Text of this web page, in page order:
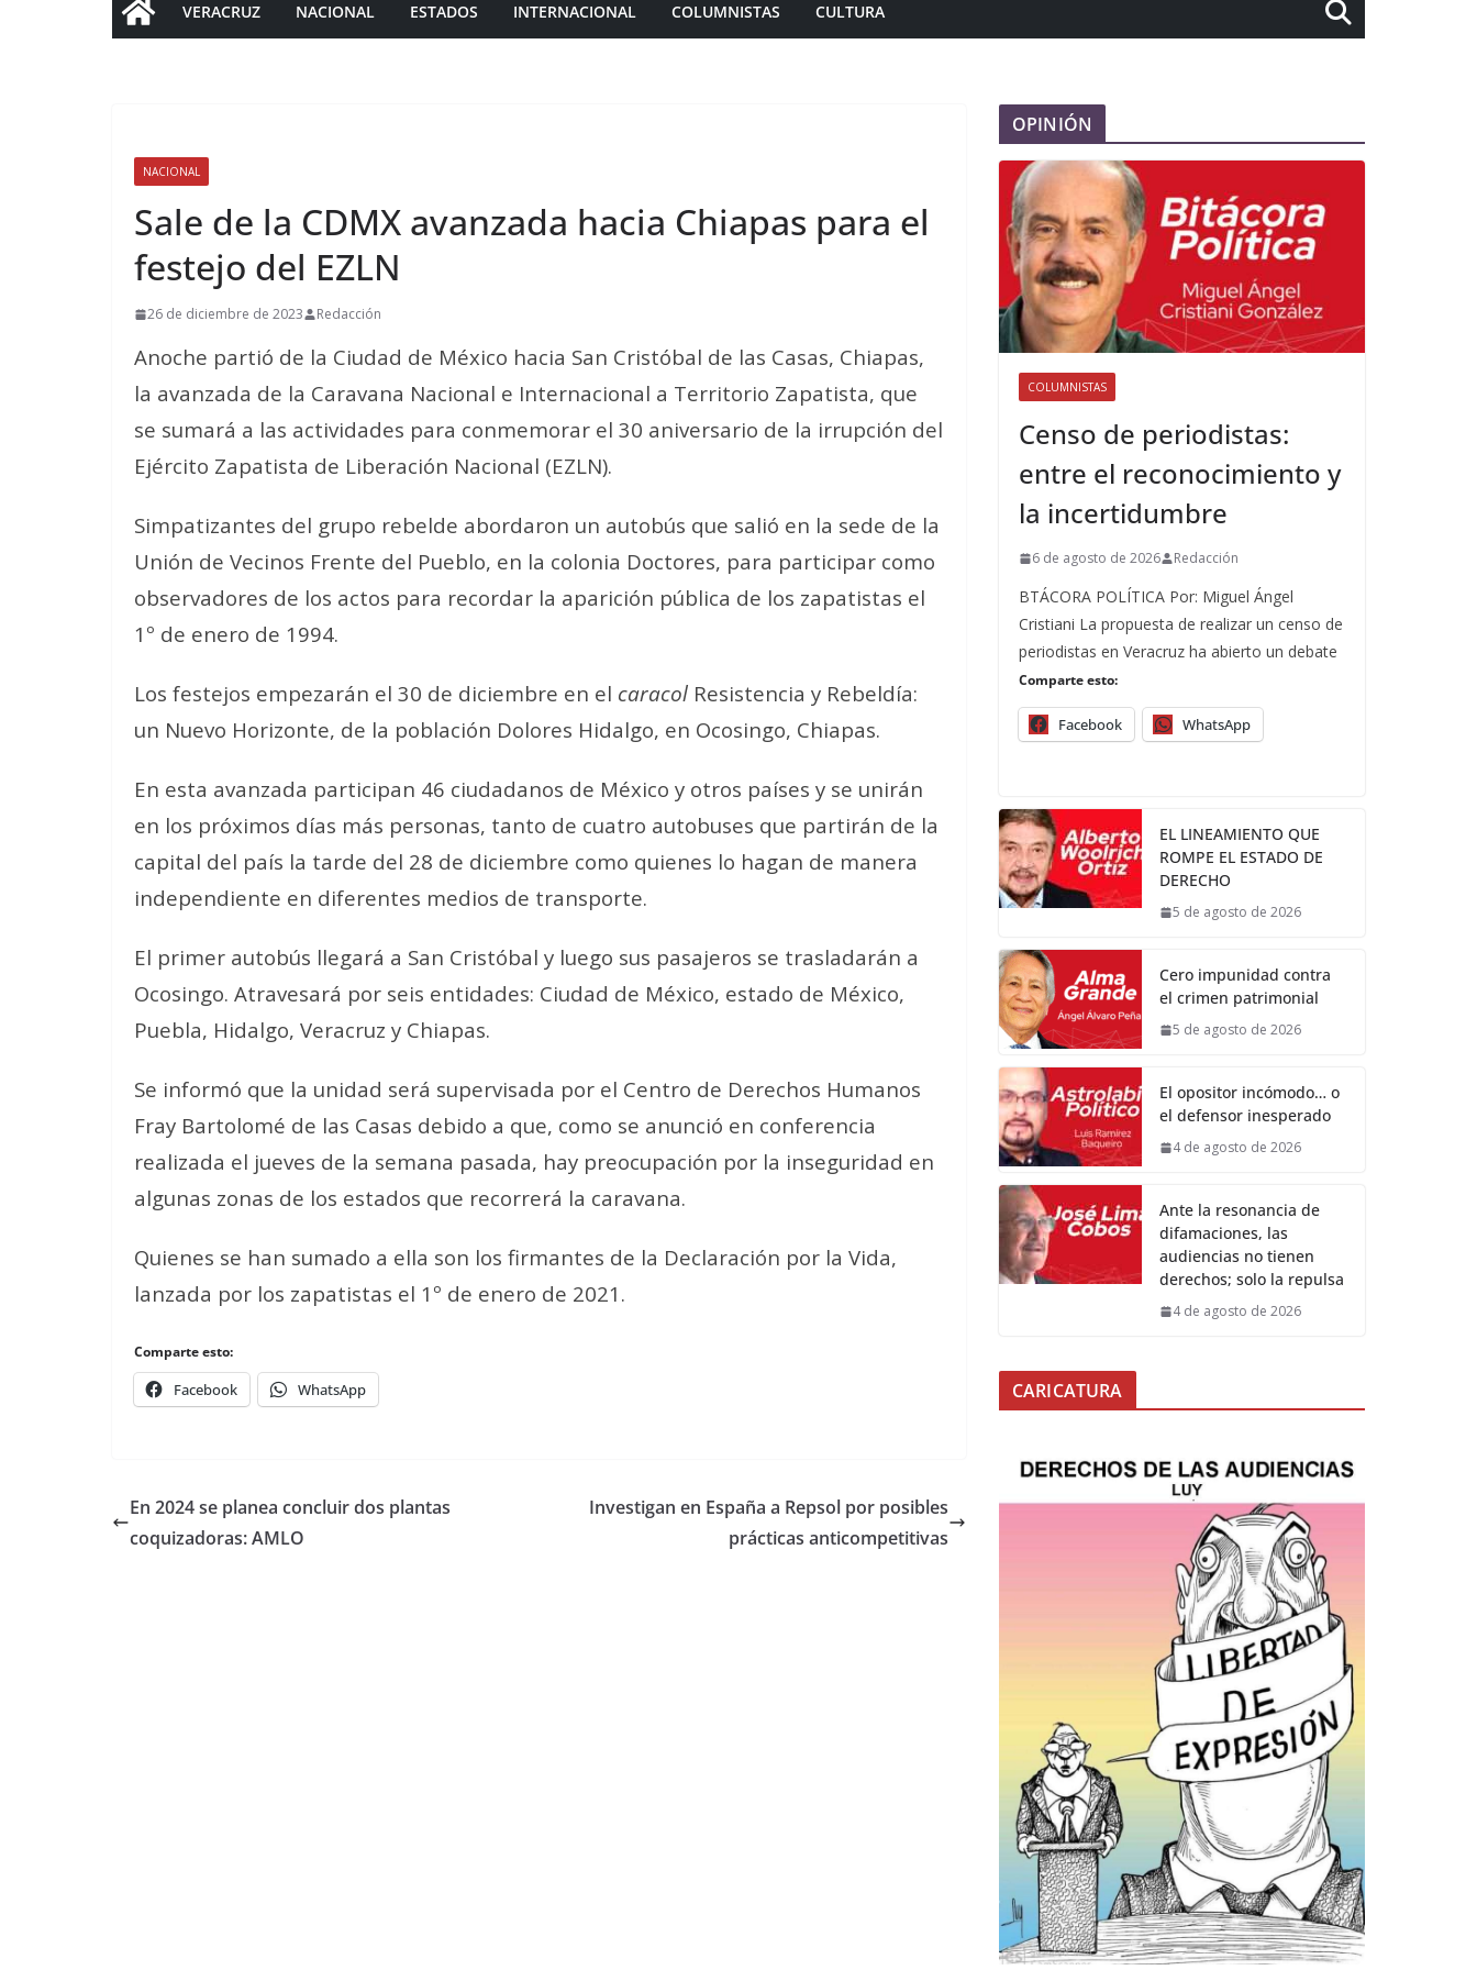
VERACRUZ NACIONAL ESTADOS INTERNACIONAL COLUMNISTAS CULTURA
NACIONAL
Sale de la CDMX avanzada hacia Chiapas para el
festejo del EZLN
26 de diciembre de 2023 Redacción
Anoche partió de la Ciudad de México hacia San Cristóbal de las Casas, Chiapas,
la avanzada de la Caravana Nacional e Internacional a Territorio Zapatista, que
se sumará a las actividades para conmemorar el 30 aniversario de la irrupción del
Ejército Zapatista de Liberación Nacional (EZLN).
Simpatizantes del grupo rebelde abordaron un autobús que salió en la sede de la
Unión de Vecinos Frente del Pueblo, en la colonia Doctores, para participar como
observadores de los actos para recordar la aparición pública de los zapatistas el
1º de enero de 1994.
Los festejos empezarán el 30 de diciembre en el caracol Resistencia y Rebeldía:
un Nuevo Horizonte, de la población Dolores Hidalgo, en Ocosingo, Chiapas.
En esta avanzada participan 46 ciudadanos de México y otros países y se unirán
en los próximos días más personas, tanto de cuatro autobuses que partirán de la
capital del país la tarde del 28 de diciembre como quienes lo hagan de manera
independiente en diferentes medios de transporte.
El primer autobús llegará a San Cristóbal y luego sus pasajeros se trasladarán a
Ocosingo. Atravesará por seis entidades: Ciudad de México, estado de México,
Puebla, Hidalgo, Veracruz y Chiapas.
Se informó que la unidad será supervisada por el Centro de Derechos Humanos
Fray Bartolomé de las Casas debido a que, como se anunció en conferencia
realizada el jueves de la semana pasada, hay preocupación por la inseguridad en
algunas zonas de los estados que recorrerá la caravana.
Quienes se han sumado a ella son los firmantes de la Declaración por la Vida,
lanzada por los zapatistas el 1º de enero de 2021.
Comparte esto:
Facebook WhatsApp
En 2024 se planea concluir dos plantas
coquizadoras: AMLO
Investigan en España a Repsol por posibles
prácticas anticompetitivas
OPINIÓN
COLUMNISTAS
Censo de periodistas:
entre el reconocimiento y
la incertidumbre
6 de agosto de 2026 Redacción
BTÁCORA POLÍTICA Por: Miguel Ángel
Cristiani La propuesta de realizar un censo de
periodistas en Veracruz ha abierto un debate
Comparte esto:
Facebook WhatsApp
EL LINEAMIENTO QUE
ROMPE EL ESTADO DE
DERECHO
5 de agosto de 2026
Cero impunidad contra
el crimen patrimonial
5 de agosto de 2026
El opositor incómodo… o
el defensor inesperado
4 de agosto de 2026
Ante la resonancia de
difamaciones, las
audiencias no tienen
derechos; solo la repulsa
4 de agosto de 2026
CARICATURA